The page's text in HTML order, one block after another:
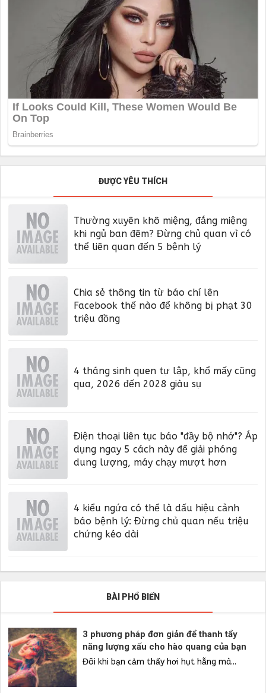
ĐƯỢC YÊU THÍCH
Thường xuyên khô miệng, đắng miệng
khi ngủ ban đêm? Đừng chủ quan vì có
thể liên quan đến 5 bệnh lý
Chia sẻ thông tin từ báo chí lên
Facebook thế nào để không bị phạt 30
triệu đồng
4 tháng sinh quen tự lập, khổ mấy cũng
qua, 2026 đến 2028 giàu sụ
Điện thoại liên tục báo "đầy bộ nhớ"? Áp
dụng ngay 5 cách này để giải phóng
dung lượng, máy chạy mượt hơn
4 kiểu ngứa có thể là dấu hiệu cảnh
báo bệnh lý: Đừng chủ quan nếu triệu
chứng kéo dài
BÀI PHỔ BIẾN
3 phương pháp đơn giản để thanh tẩy
năng lượng xấu cho hào quang của bạn
Đôi khi bạn cảm thấy hơi hụt hẫng mà...